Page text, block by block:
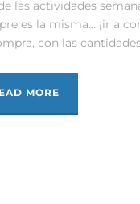
las actividades
es la misma… ¡ir a
con las
MORE